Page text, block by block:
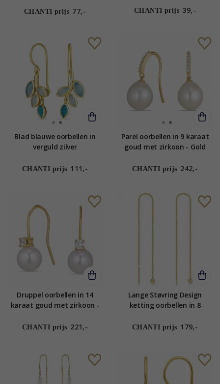
CHANTI prijs 77,- CHANTI prijs 39,-
Blad blauwe oorbellen in
verguld zilver
CHANTI prijs 111,-
Parel oorbellen in 9 karaat
goud met zirkoon - Gold
CHANTI prijs 242,-
Druppel oorbellen in 14
karaat goud met zirkoon -
CHANTI prijs 221,-
Lange Støvring Design
ketting oorbellen in 8
CHANTI prijs 179,-